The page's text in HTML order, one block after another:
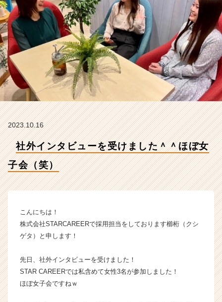
子
会
（笑）
【株
式
会
社
S
T
A
E
ラ
ン
2023.10.16
社外インタビューを受けました＾＾ほぼ女
子会（笑）
こんにちは！
株式会社STARCAREERで採用担当をしております櫛桁（クシ
ゲタ）と申します！
先日、社外インタビューを受けました！
STAR CAREERでは私含めて女性3名が参加しました！
ほぼ女子会ですねｗ